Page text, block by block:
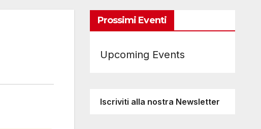
Prossimi Eventi
Upcoming Events
Iscriviti alla nostra Newsletter